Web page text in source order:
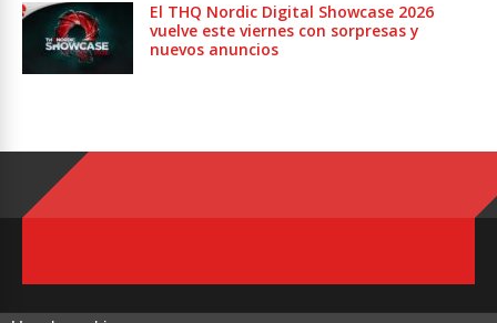
El THQ Nordic Digital Showcase 2026
vuelve este viernes con sorpresas y
nuevos anuncios